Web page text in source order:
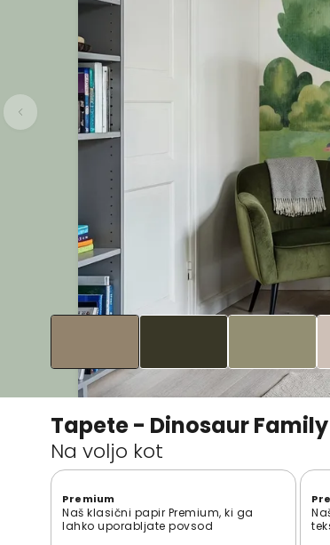
Tapete - Dinosaur Family
Na voljo kot
Premium
Naš klasični papir Premium, ki ga
lahko uporabljate povsod